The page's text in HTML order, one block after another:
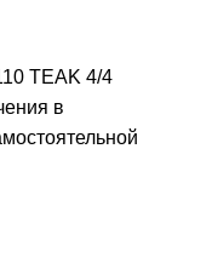
TEAK 4/4
в